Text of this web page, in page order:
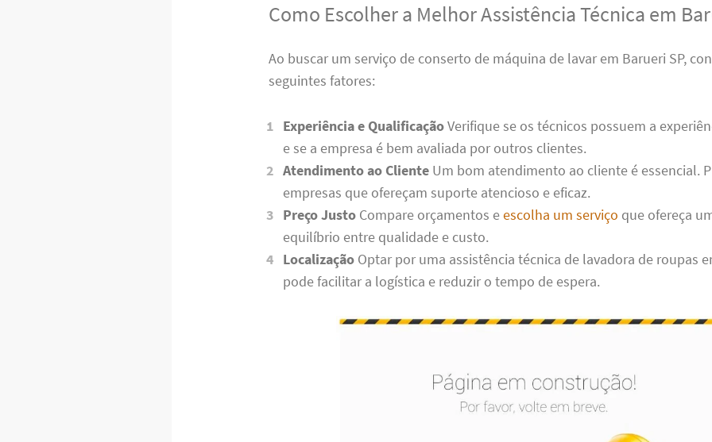
Como Escolher a Melhor Assistência Técnica em
Ao buscar um serviço de conserto de máquina de lavar em Barueri SP,
seguintes fatores:
Experiência e QualificaçãoVerifique se os técnicos possuem a
e se a empresa é bem avaliada por outros clientes.
Atendimento ao ClienteUm bom atendimento ao cliente é essencial.
empresas que ofereçam suporte atencioso e eficaz.
Preço JustoCompare orçamentos eescolha um serviço que ofereça
equilíbrio entre qualidade e custo.
LocalizaçãoOptar por uma assistência técnica de lavadora de roupas
pode facilitar a logística e reduzir o tempo de espera.